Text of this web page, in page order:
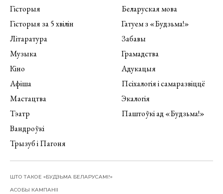
Гісторыя
Гісторыя за 5 хвілін
Літаратура
Музыка
Кіно
Афіша
Мастацтва
Тэатр
Вандроўкі
Трызуб і Пагоня
Беларуская мова
Гатуем з «Будзьма!»
Забавы
Грамадства
Адукацыя
Псіхалогія і самаразвіццё
Экалогія
Паштоўкі ад «Будзьма!»
ШТО ТАКОЕ «БУДЗЬМА БЕЛАРУСАМІ!»
АСОБЫ КАМПАНІІ